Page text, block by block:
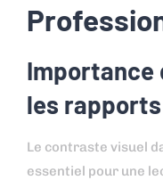
Importance
les
Le contraste visuel
essentiel pour une